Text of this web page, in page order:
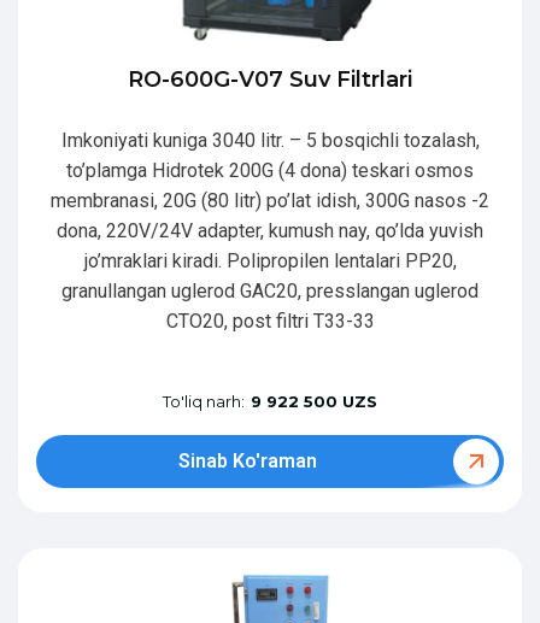
RO-600G-V07 Suv Filtrlari
Imkoniyati kuniga 3040 litr. – 5 bosqichli tozalash,
to’plamga Hidrotek 200G (4 dona) teskari osmos
membranasi, 20G (80 litr) po’lat idish, 300G nasos -2
dona, 220V/24V adapter, kumush nay, qo’lda yuvish
jo’mraklari kiradi. Polipropilen lentalari PP20,
granullangan uglerod GAC20, presslangan uglerod
CTO20, post filtri T33-33
To'liq narh: 9 922 500 UZS
Sinab Ko'raman